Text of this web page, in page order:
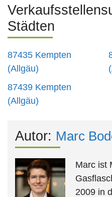
Städten
87435 Kempten
(Allgäu)
87439 Kempten
(Allgäu)
Autor: Marc
Marc ist
2009 in